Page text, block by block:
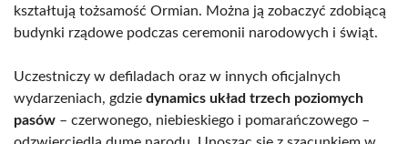
kształtują tożsamość Ormian. Można ją zobaczyć zdobiącą
budynki rządowe podczas ceremonii narodowych i świąt.
Uczestniczy w defiladach oraz w innych oficjalnych
wydarzeniach, gdzie dynamics układ trzech poziomych
pasów – czerwonego, niebieskiego i pomarańczowego –